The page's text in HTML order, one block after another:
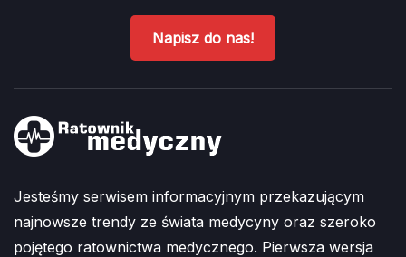
Napisz do nas!
Jesteśmy serwisem informacyjnym przekazującym
najnowsze trendy ze świata medycyny oraz szeroko
pojętego ratownictwa medycznego. Pierwsza wersja